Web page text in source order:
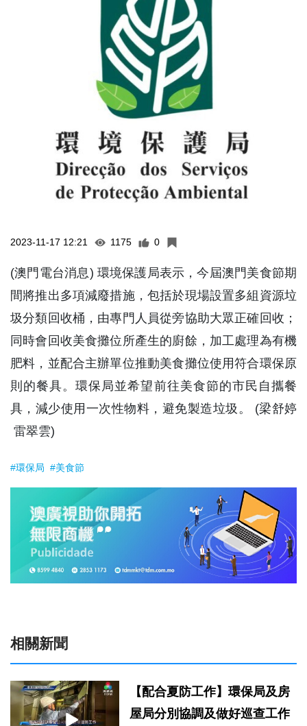
2023-11-17 12:21 1175 0
(澳門電台消息) 環境保護局表示，今屆澳門美食節期
間將推出多項減廢措施，包括於現場設置多組資源垃
圾分類回收桶，由專門人員從旁協助大眾正確回收；
同時會回收美食攤位所產生的廚餘，加工處理為有機
肥料，並配合主辦單位推動美食攤位使用符合環保原
則的餐具。環保局並希望前往美食節的市民自攜餐
具，減少使用一次性物料，避免製造垃圾。 (梁舒婷
雷翠雲)
#環保局 #美食節
相關新聞
【配合夏防工作】環保局及房
屋局分別協調及做好巡查工作